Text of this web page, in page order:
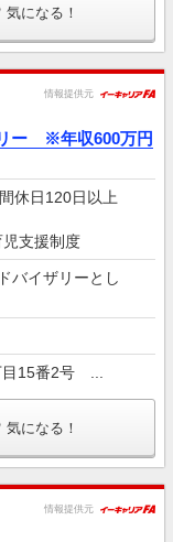
気になる！
情報提供元
リー ※年収600万円
休日120日以上
児支援制度
バイザリーとし
15番2号 ...
気になる！
情報提供元